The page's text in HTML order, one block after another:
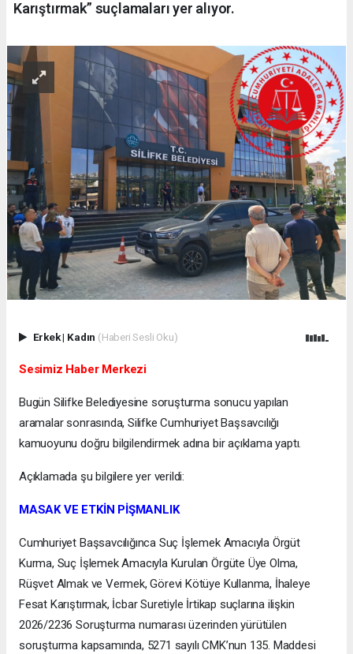
Karıştırmak” suçlamaları yer alıyor.
Erkek| Kadın (Haberi Sesli Oku)
Sesimiz Haber Merkezi
Bugün Silifke Belediyesine soruşturma sonucu yapılan
aramalar sonrasında, Silifke Cumhuriyet Başsavcılığı
kamuoyunu doğru bilgilendirmek adına bir açıklama yaptı.
Açıklamada şu bilgilere yer verildi:
MASAK VE ETKİN PİŞMANLIK
Cumhuriyet Başsavcılığınca Suç İşlemek Amacıyla Örgüt
Kurma, Suç İşlemek Amacıyla Kurulan Örgüte Üye Olma,
Rüşvet Almak ve Vermek, Görevi Kötüye Kullanma, İhaleye
Fesat Karıştırmak, İcbar Suretiyle İrtikap suçlarına ilişkin
2026/2236 Soruşturma numarası üzerinden yürütülen
soruşturma kapsamında, 5271 sayılı CMK’nun 135. Maddesi